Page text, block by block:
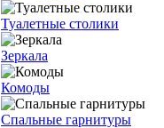
Туалетные столики
Зеркала
Комоды
Спальные гарнитуры